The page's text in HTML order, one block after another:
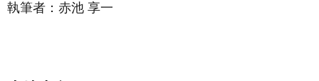
執筆者： 赤池 享一